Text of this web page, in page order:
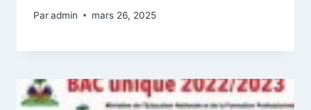
Paradmin mars 26, 2025